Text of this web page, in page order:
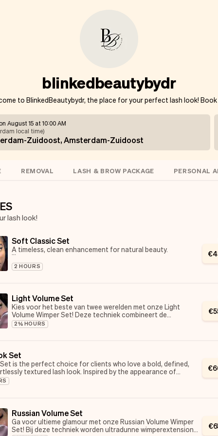
blinkedbeautybydr
to BlinkedBeautybydr, the place for your perfect lash look! Book
August 15 at 10:00 AM
local time)
Zuidoost, Amsterdam-Zuidoost
REMOVAL LASH & BROW PACKAGE PERSONAL
lash look!
Soft Classic Set
A timeless, clean enhancement for natural beauty.
Perfect for natural girlies and lash beginners who want
definition without heaviness.
and retention.
2 HOURS
€
Light Volume Set
Kies voor het beste van twee werelden met onze Light
Volume Wimper Set! Deze techniek combineert de
natuurlijke look met de volle glamour van volumefans. Het
resultaat? Een perfecte mix van subtiel en opvallend,
Light, airy volume with a feminine finish.
A custom light-volume set using handmade fans to create
2½ HOURS
€
Set
is the perfect choice for clients who love a bold, defined,
textured lash look. Inspired by the appearance of
lashes, this set creates a soft yet structured finish using
for a darker, more dramatic effect without the heaviness of
is a sleek, wispy “wet” effect that enhances your eyes while
a lightweight and comfortable feel. Perfect for everyday
more elevated, editorial lash style.
€
Russian Volume Set
Ga voor ultieme glamour met onze Russian Volume Wimper
Set! Bij deze techniek worden ultradunne wimperextensions
€